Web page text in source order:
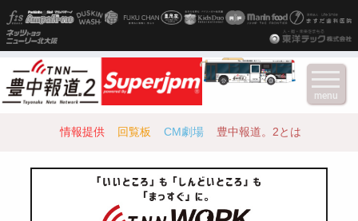
情報提供 回覧板 CM劇場 豊中報道。2とは
menu